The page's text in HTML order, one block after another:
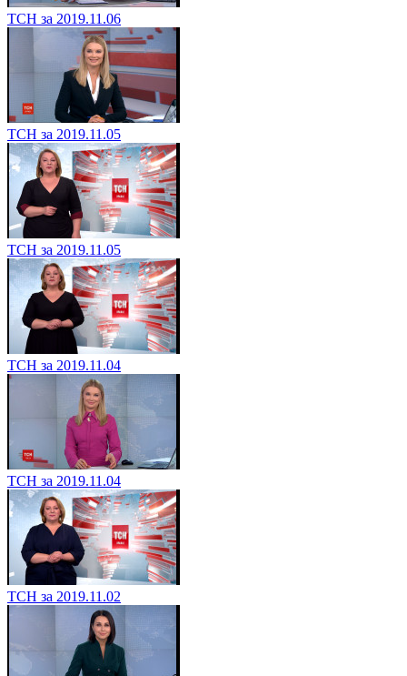
ТСН за 2019.11.06
ТСН за 2019.11.05
ТСН за 2019.11.05
ТСН за 2019.11.04
ТСН за 2019.11.04
ТСН за 2019.11.02